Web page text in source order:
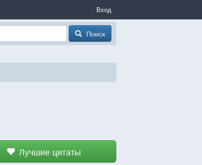
Вход
Поиск
Лучшие цитаты